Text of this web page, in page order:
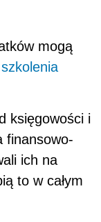
mogą
szkolenia
księgowości i
finansowo-
ich na
to w całym